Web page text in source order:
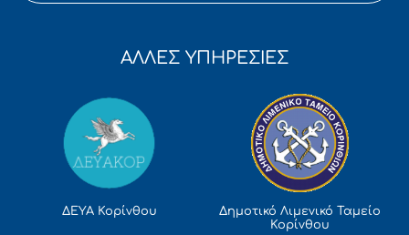
ΑΛΛΕΣ ΥΠΗΡΕΣΙΕΣ
ΔΕΥΑ Κορίνθου
Δημοτικό Λιμενικό Ταμείο
Κορίνθου